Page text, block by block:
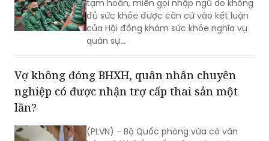
hoặc miễn nghĩa vụ quân sự?
(PLVN) - Bộ Quốc phòng cho biết, việc
tạm hoãn, miễn gọi nhập ngũ do không
của Hội đồng khám sức khỏe nghĩa vụ
quân sự...
Vợ không đóng BHXH, quân nhân chuyên
nghiệp có được nhận trợ cấp thai sản một